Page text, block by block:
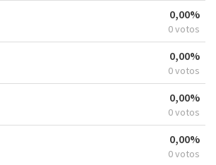
0,00%
0 votos
0,00%
0 votos
0,00%
0 votos
0,00%
0 votos